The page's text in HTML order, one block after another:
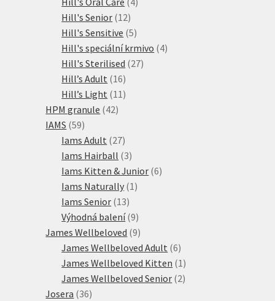
Hill's Senior 1212
produktů
Hill's Sensitive 55
produktů
Hill's speciální krmivo 44
Hill's Sterilised 2727
Hill’s Adult 1616
produktů
Hill’s Light 11 11
HPM granule 4242
IAMS 5959
produktů
Iams Adult 2727
produktů
Iams Hairball 33
produkty
Iams Kitten & Junior 66
Iams Naturally 1 1
Iams Senior 1313
produktů
Výhodná balení 99
produktů
James Wellbeloved 99
produktů
James Wellbeloved Adult 66
produktů
James Wellbeloved Kitten 1 1
produkt
James Wellbeloved Senior 22
Josera 3636